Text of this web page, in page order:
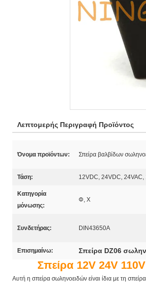
Λεπτομερής Περιγραφή Προϊόντος
Όνομα προϊόντων: Σπείρα βαλβίδων
Τάση: 12VDC, 24VDC, 24VAC,
Κατηγορία
μόνωσης:
Φ, Χ
Συνδετήρας: DIN43650A
Επισημαίνω: Σπείρα DZ06
Σπείρα 12V 24V
Αυτή η σπείρα σωληνοειδών είναι ίδια με τη